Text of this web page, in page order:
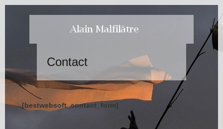
Contact
[bestwebsoft_contact_form]